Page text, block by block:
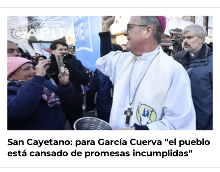
San Cayetano: para García Cuerva "el pueblo
está cansado de promesas incumplidas"